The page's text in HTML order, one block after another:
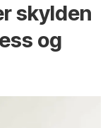
skylden
og